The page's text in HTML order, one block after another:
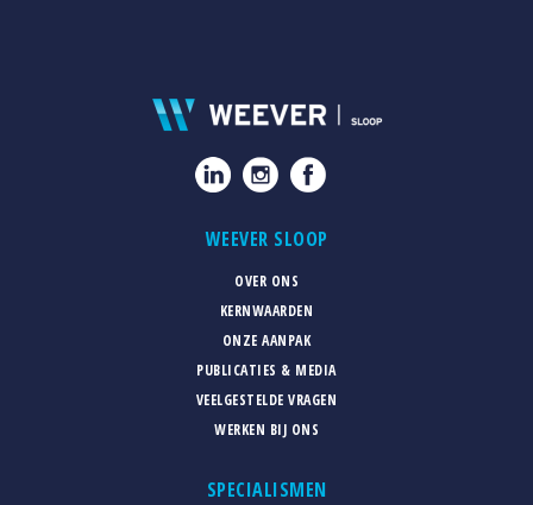
WEEVER SLOOP
OVER ONS
KERNWAARDEN
ONZE AANPAK
PUBLICATIES & MEDIA
VEELGESTELDE VRAGEN
WERKEN BIJ ONS
SPECIALISMEN